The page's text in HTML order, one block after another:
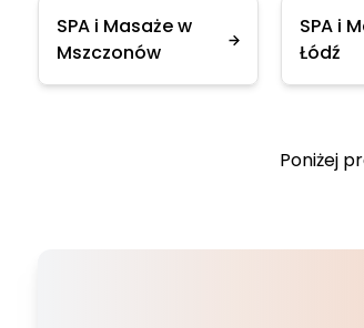
SPA i Masaże w
Mszczonów
SPA i
Łódź
Poniżej